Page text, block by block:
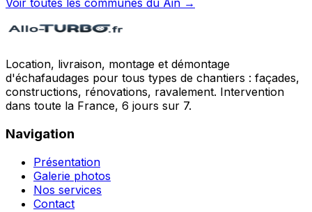
Voir toutes les communes du Ain →
Location, livraison, montage et démontage
d'échafaudages pour tous types de chantiers : façades,
constructions, rénovations, ravalement. Intervention
dans toute la France, 6 jours sur 7.
Navigation
Présentation
Galerie photos
Nos services
Contact